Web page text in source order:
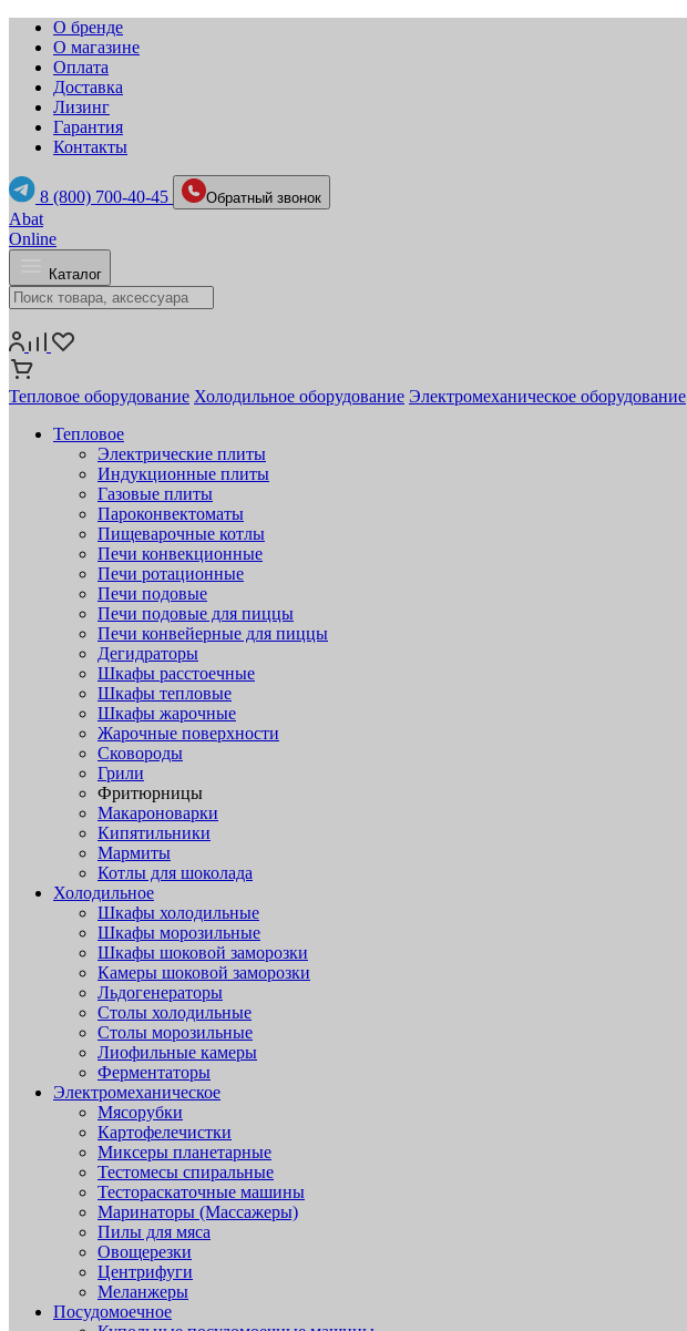
О бренде
О магазине
Оплата
Доставка
Лизинг
Гарантия
Контакты
8 (800) 700-40-45 Обратный звонок
Abat
Online
Каталог
Тепловое оборудование Холодильное оборудование Электромеханическое оборудование
Тепловое
Электрические плиты
Индукционные плиты
Газовые плиты
Пароконвектоматы
Пищеварочные котлы
Печи конвекционные
Печи ротационные
Печи подовые
Печи подовые для пиццы
Печи конвейерные для пиццы
Дегидраторы
Шкафы расстоечные
Шкафы тепловые
Шкафы жарочные
Жарочные поверхности
Сковороды
Грили
Фритюрницы
Макароноварки
Кипятильники
Мармиты
Котлы для шоколада
Холодильное
Шкафы холодильные
Шкафы морозильные
Шкафы шоковой заморозки
Камеры шоковой заморозки
Льдогенераторы
Столы холодильные
Столы морозильные
Лиофильные камеры
Ферментаторы
Электромеханическое
Мясорубки
Картофелечистки
Миксеры планетарные
Тестомесы спиральные
Тестораскаточные машины
Маринаторы (Массажеры)
Пилы для мяса
Овощерезки
Центрифуги
Меланжеры
Посудомоечное